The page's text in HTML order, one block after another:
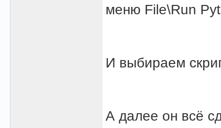
меню File\Run
И выбираем
А далее он всё